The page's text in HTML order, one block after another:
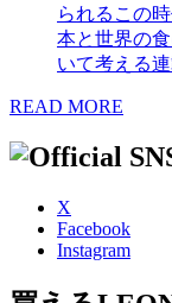
られるこの
本と世界の
いて考える連
READ MORE
X
Facebook
Instagram